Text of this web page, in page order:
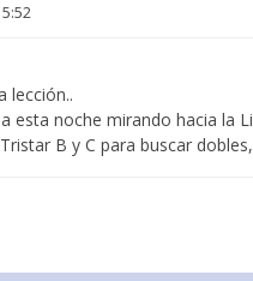
lección..
esta noche mirando hacia la
B y C para buscar